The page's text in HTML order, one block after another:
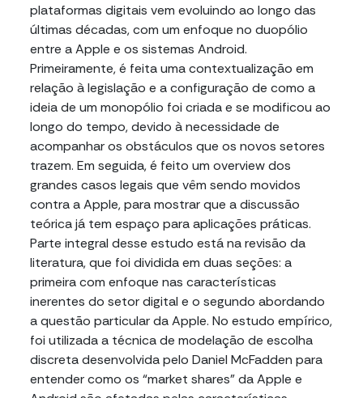
plataformas digitais vem evoluindo ao longo das
últimas décadas, com um enfoque no duopólio
entre a Apple e os sistemas Android.
Primeiramente, é feita uma contextualização em
relação à legislação e a configuração de como a
ideia de um monopólio foi criada e se modificou ao
longo do tempo, devido à necessidade de
acompanhar os obstáculos que os novos setores
trazem. Em seguida, é feito um overview dos
grandes casos legais que vêm sendo movidos
contra a Apple, para mostrar que a discussão
teórica já tem espaço para aplicações práticas.
Parte integral desse estudo está na revisão da
literatura, que foi dividida em duas seções: a
primeira com enfoque nas características
inerentes do setor digital e o segundo abordando
a questão particular da Apple. No estudo empírico,
foi utilizada a técnica de modelação de escolha
discreta desenvolvida pelo Daniel McFadden para
entender como os “market shares” da Apple e